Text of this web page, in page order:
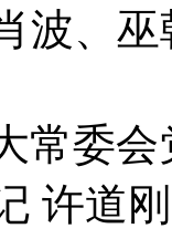
波、
常委
许道